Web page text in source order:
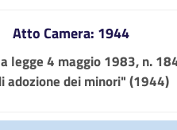
Atto Camera: 1944
legge 4 maggio 1983, n.
adozione dei minori" (1944)